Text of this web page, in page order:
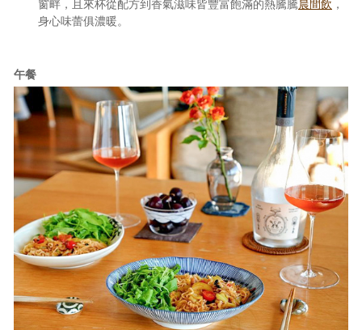
窗畔，且來杯從配方到香氣滋味皆豐富飽滿的熱騰騰晨間飲 ，
身心味蕾俱濃暖。
午餐